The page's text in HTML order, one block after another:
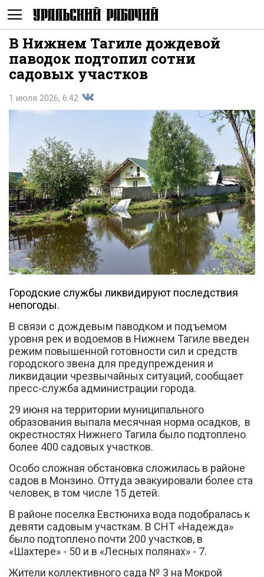
Не
показывать
В Нижнем Тагиле дождевой
паводок подтопил сотни
садовых участков
1 июля 2026, 6:42
во
Вконтакте
Городские службы ликвидируют последствия
непогоды.
В связи с дождевым паводком и подъемом
уровня рек и водоемов в Нижнем Тагиле введен
режим повышенной готовности сил и средств
городского звена для предупреждения и
ликвидации чрезвычайных ситуаций, сообщает
пресс-служба администрации города.
29 июня на территории муниципального
образования выпала месячная норма осадков, в
окрестностях Нижнего Тагила было подтоплено
более 400 садовых участков.
Особо сложная обстановка сложилась в районе
садов в Монзино. Оттуда эвакуировали более ста
человек, в том числе 15 детей.
В районе поселка Евстюниха вода подобралась к
девяти садовым участкам. В СНТ «Надежда»
было подтоплено почти 200 участков, в
«Шахтере» - 50 и в «Лесных полянах» - 7.
Жители коллективного сада № 3 на Мокрой